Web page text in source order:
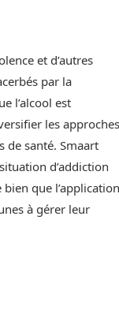
et d’autres
par la
l’alcool est
les approches
de santé. Smaart
d’addiction
que l’application
à gérer leur